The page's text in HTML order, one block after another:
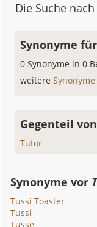
Die Suche nach
Synonyme
0 Synonyme in 0
weitere
Gegenteil
Tutor
Synonyme vor
Tussi Toaster
Tussi
Tusse